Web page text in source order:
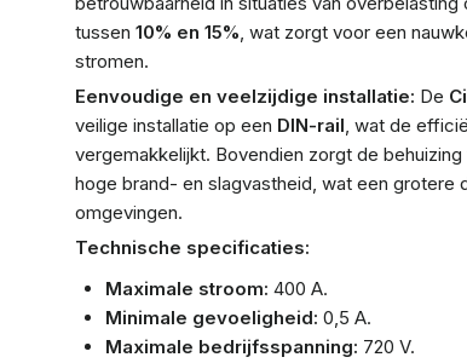
tussen 10% en 15%, wat zorgt voor een
stromen.
Eenvoudige en veelzijdige installatie: De
veilige installatie op een DIN-rail, wat de
vergemakkelijkt. Bovendien zorgt de behuizing
hoge brand- en slagvastheid, wat een grotere
omgevingen.
Technische specificaties:
Maximale stroom: 400 A.
Minimale gevoeligheid: 0,5 A.
Maximale bedrijfsspanning: 720 V.